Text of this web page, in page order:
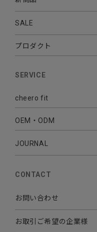
SALE
プロダクト
AUDIO
CABLE CHARGER
Sleepion
MOBILE
SERVICE
cheero fit
- Sleepion3
- 軟骨伝導式集音器
OEM・ODM
- OEM・ODM 開発
JOURNAL
CONTACT
お問い合わせ
お取引ご希望の企業様